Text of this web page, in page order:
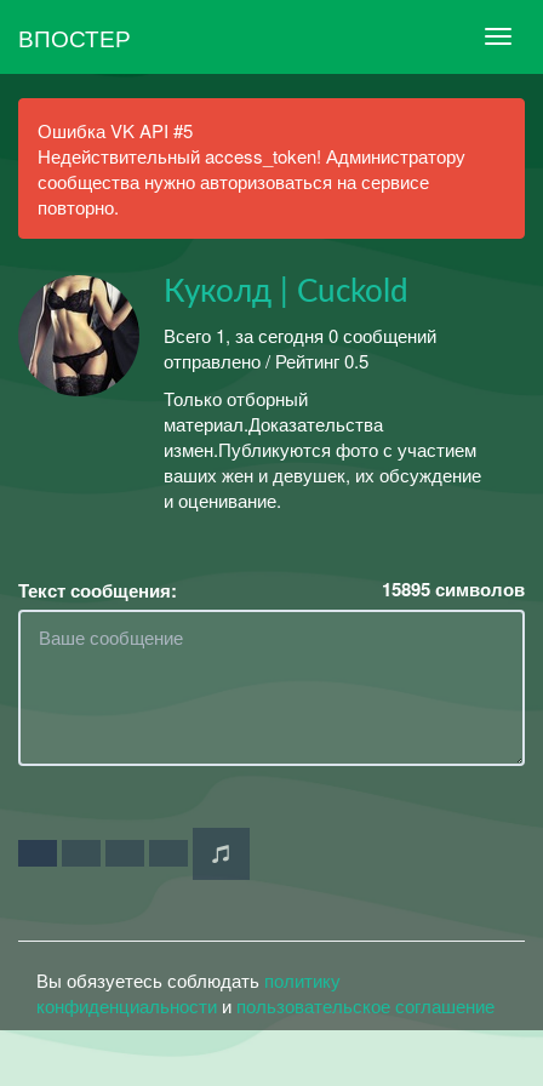
ВПОСТЕР
Ошибка VK API #5
Недействительный access_token! Администратору
сообщества нужно авторизоваться на сервисе
повторно.
Куколд | Cuckold
Всего 1, за сегодня 0 сообщений
отправлено / Рейтинг 0.5
Только отборный
материал.Доказательства
измен.Публикуются фото с участием
ваших жен и девушек, их обсуждение
и оценивание.
Текст сообщения: 15895символов
Вы обязуетесь соблюдать политику
конфиденциальности и пользовательское соглашение